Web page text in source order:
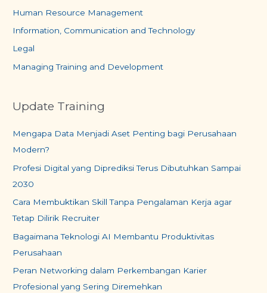
Human Resource Management
Information, Communication and Technology
Legal
Managing Training and Development
Update Training
Mengapa Data Menjadi Aset Penting bagi Perusahaan
Modern?
Profesi Digital yang Diprediksi Terus Dibutuhkan Sampai
2030
Cara Membuktikan Skill Tanpa Pengalaman Kerja agar
Tetap Dilirik Recruiter
Bagaimana Teknologi AI Membantu Produktivitas
Perusahaan
Peran Networking dalam Perkembangan Karier
Profesional yang Sering Diremehkan